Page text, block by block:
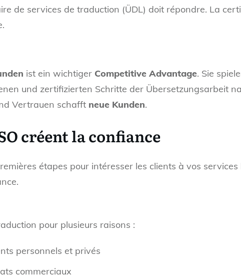
de services de traduction (ÜDL) doit répondre. La
ist ein wichtiger Competitive Advantage. Sie
und zertifizierten Schritte der Übersetzungsarbeit
créent la confiance
étapes pour intéresser les clients à vos services